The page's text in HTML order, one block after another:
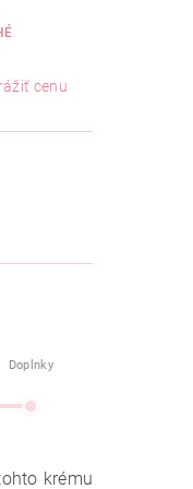
cenu
Doplnky
krému